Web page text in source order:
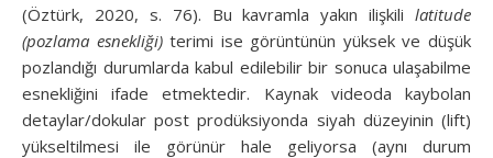
(Öztürk, 2020, s. 76). Bu kavramla yakın ilişkili latitude
(pozlama esnekliği)terimi ise görüntünün yüksek ve düşük
pozlandığı durumlarda kabul edilebilir bir sonuca ulaşabilme
esnekliğini ifade etmektedir. Kaynak videoda kaybolan
detaylar/dokular post prodüksiyonda siyah düzeyinin (lift)
yükseltilmesi ile görünür hale geliyorsa (aynı durum